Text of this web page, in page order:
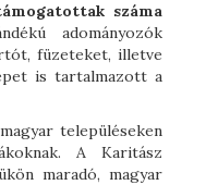
száma
adományozók
füzeteket, illetve
is tartalmazott a
településeken
A Karitász
maradó, magyar